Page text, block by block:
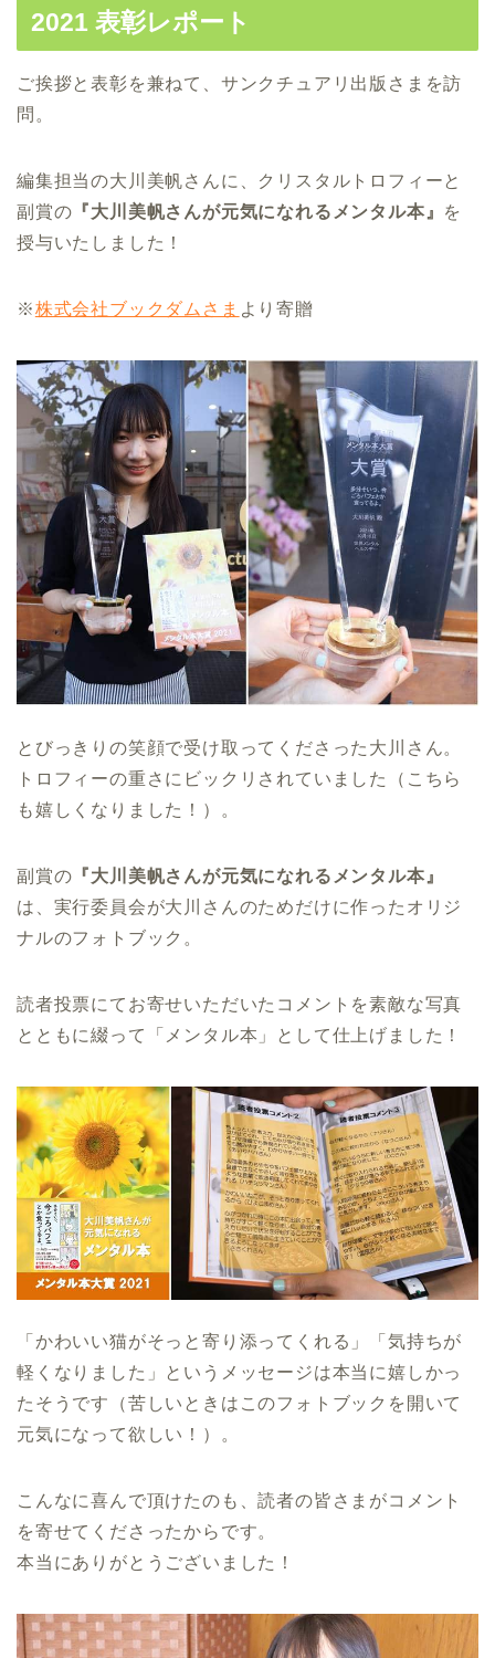
2021 表彰レポート
ご挨拶と表彰を兼ねて、サンクチュアリ出版さまを訪
問。
編集担当の大川美帆さんに、クリスタルトロフィーと
副賞の 『大川美帆さんが元気になれるメンタル本』 を
授与いたしました！
※株式会社ブックダムさま より寄贈
とびっきりの笑顔で受け取ってくださった大川さん。
トロフィーの重さにビックリされていました（こちら
も嬉しくなりました！）。
副賞の 『大川美帆さんが元気になれるメンタル本』
は、実行委員会が大川さんのためだけに作ったオリジ
ナルのフォトブック。
読者投票にてお寄せいただいたコメントを素敵な写真
とともに綴って「メンタル本」として仕上げました！
「かわいい猫がそっと寄り添ってくれる」「気持ちが
軽くなりました」というメッセージは本当に嬉しかっ
たそうです（苦しいときはこのフォトブックを開いて
元気になって欲しい！）。
こんなに喜んで頂けたのも、読者の皆さまがコメント
を寄せてくださったからです。
本当にありがとうございました！